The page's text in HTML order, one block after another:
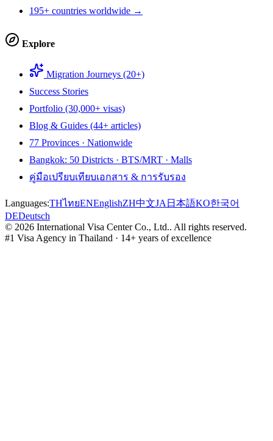
195+ countries worldwide →
Explore
Migration Journeys (20+)
Success Stories
Portfolio (30,000+ visas)
Blog & Guides (44+ articles)
77 Provinces · Nationwide
Bangkok: 50 Districts · BTS/MRT · Malls
คู่มือเปรียบเทียบเอกสาร & การรับรอง
Languages:THไทยENEnglishZH中文JA 日本語KO한국어
DEDeutsch
© 2026 International Visa Center Co., Ltd.. All rights reserved.
#1 Visa Agency in Thailand · 14+ years of excellence